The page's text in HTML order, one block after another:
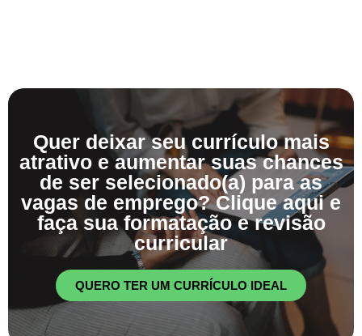
Quer deixar seu currículo mais
atrativo e aumentar suas chances
de ser selecionado(a) para as
vagas de emprego? Clique aqui e
faça sua formatação e revisão
curricular
QUERO TER UM CURRÍCULO IDEAL